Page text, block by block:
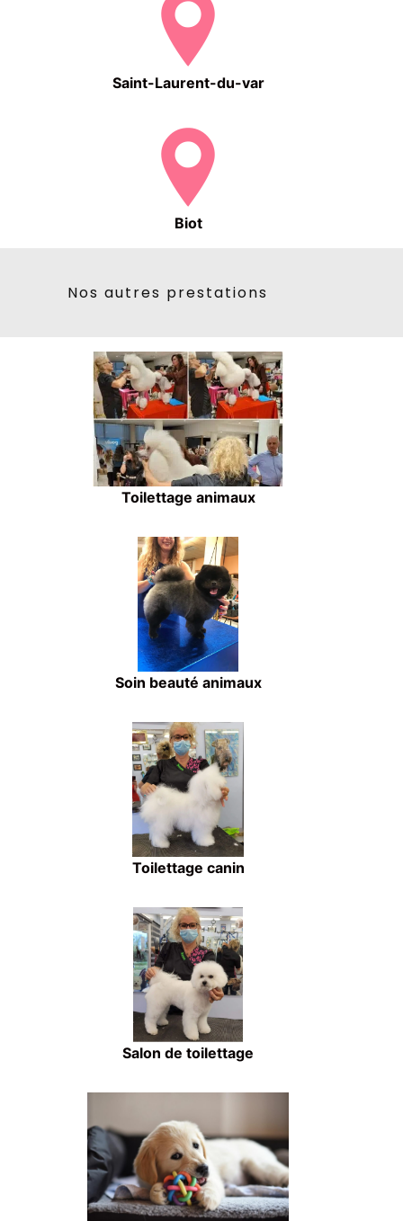
Saint-Laurent-du-var
Biot
Nos autres prestations
Toilettage animaux
Soin beauté animaux
Toilettage canin
Salon de toilettage